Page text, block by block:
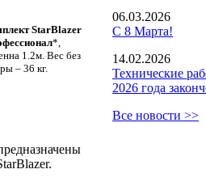
StarBlazer
*,
1.2м. Вес без
– 36 кг.
06.03.2026
С 8 Марта!
14.02.2026
Технические
2026 года
Все новости >>